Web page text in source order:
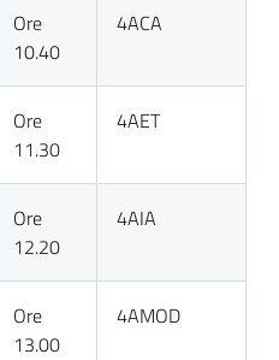
Ore
10.40
4ACA
Ore
11.30
4AET
Ore
12.20
4AIA
Ore
13.00
4AMOD